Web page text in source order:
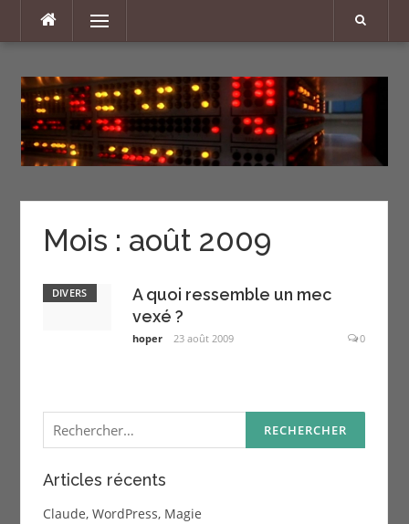
Menu
Mois : août 2009
DIVERS
A quoi ressemble un mec
vexé ?
hoper 23 août 2009 0
Rechercher :
Articles récents
Claude, WordPress, Magie